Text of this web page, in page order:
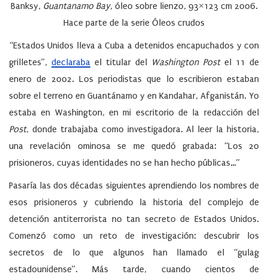
Banksy, Guantanamo Bay, óleo sobre lienzo, 93×123 cm 2006.
Hace parte de la serie Óleos crudos
“Estados Unidos lleva a Cuba a detenidos encapuchados y con
grilletes”, declaraba el titular del Washington Postel 11 de
enero de 2002. Los periodistas que lo escribieron estaban
sobre el terreno en Guantánamo y en Kandahar, Afganistán. Yo
estaba en Washington, en mi escritorio de la redacción del
Post, donde trabajaba como investigadora. Al leer la historia,
una revelación ominosa se me quedó grabada: “Los 20
prisioneros, cuyas identidades no se han hecho públicas…”
Pasaría las dos décadas siguientes aprendiendo los nombres de
esos prisioneros y cubriendo la historia del complejo de
detención antiterrorista no tan secreto de Estados Unidos.
Comenzó como un reto de investigación: descubrir los
secretos de lo que algunos han llamado el “gulag
estadounidense”. Más tarde, cuando cientos de